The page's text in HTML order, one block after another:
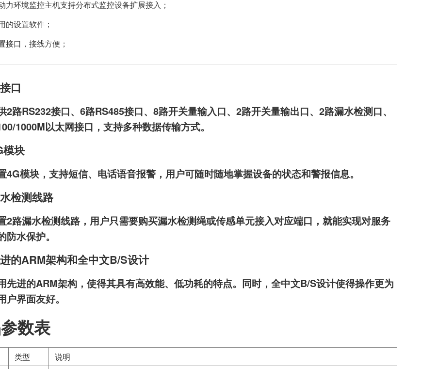
力环境监控主机支持分布式监控设备扩展接入；
的设置软件；
接口，接线方便；
口
2路RS232接口、6路RS485接口、8路开关量输入口、2路开关量输出口、2路漏水检测口、
1000M以太网接口，支持多种数据传输方式。
模块
4G模块，支持短信、电话语音报警，用户可随时随地掌握设备的状态和警报信息。
检测线路
2路漏水检测线路，用户只需要购买漏水检测绳或传感单元接入对应端口，就能实现对服务
防水保护。
的ARM架构和全中文B/S设计
先进的ARM架构，使得其具有高效能、低功耗的特点。同时，全中文B/S设计使得操作更为
户界面友好。
数表
类型
说明